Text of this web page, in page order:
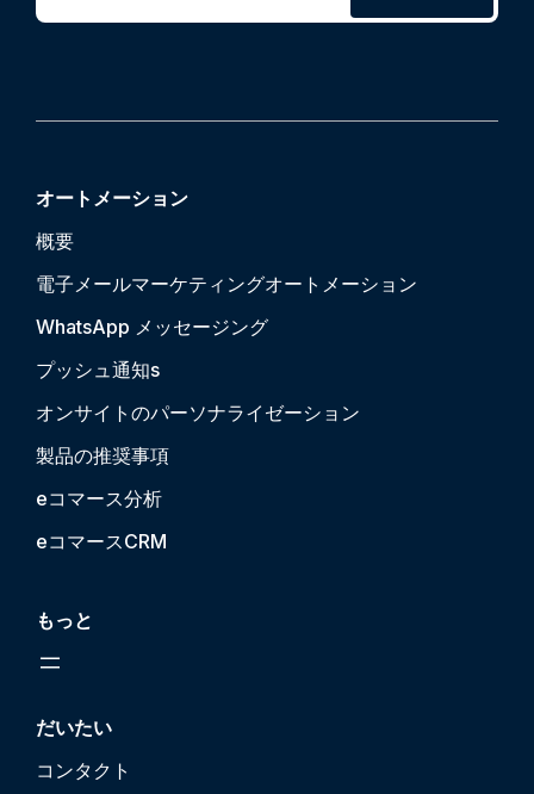
オートメーション
概要
電子メールマーケティングオートメーション
WhatsApp メッセージング
プッシュ通知s
オンサイトのパーソナライゼーション
製品の推奨事項
eコマース分析
eコマースCRM
もっと
だいたい
コンタクト